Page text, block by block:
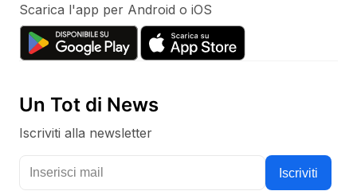
Scarica l'app per Android o iOS
Un Tot di News
Iscriviti alla newsletter
Tieniti aggiornato con i nostri canali social
Iscriviti